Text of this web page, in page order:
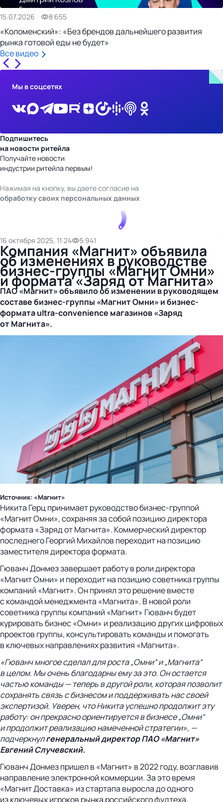
15.07.2026 8 655
«Коломенский»: «Без брендов дальнейшего развития
рынка готовой еды не будет»
Все видео
Мы в соцсетях
Подпишитесь
на новости ритейла
Получайте новости
индустрии ритейла первым!
Нажимая на кнопку, вы даете согласие на
обработку своих персональных данных
16 октября 2025, 11:24 5 941
Компания «Магнит» объявила
об изменениях в руководстве
бизнес-группы «Магнит Омни»
и формата «Заряд от Магнита»
ПАО «Магнит»объявило об изменении в руководящем
составебизнес-группы «Магнит Омни» ибизнес-
форматаultra-convenience магазинов «Заряд
от Магнита».
Источник: «Магнит»
Никита Герц принимает руководство бизнес-группой
«Магнит Омни», сохраняя за собой позицию директора
формата «Заряд от Магнита». Коммерческий директор
последнего Георгий Михайлов переходит на позицию
заместителя директора формата.
Гюванч Донмез завершает работу в роли директора
«Магнит Омни» и переходит на позицию советника группы
компаний «Магнит». Он принял это решение вместе
с командой менеджмента «Магнита». В новой роли
советника группы компаний «Магнит» Гюванч будет
курировать бизнес «Омни» и реализацию других цифровых
проектов группы, консультировать команды и помогать
в ключевых направлениях развития «Магнита».
«Гюванч многое сделал для роста „Омни“ и „Магнита“
в целом. Мы очень благодарны ему за это. Он остается
частью команды — теперь в другой роли, которая позволит
сохранять связь с бизнесом и поддерживать нас своей
экспертизой. Уверен, что Никита успешно продолжит эту
работу: он прекрасно ориентируется в бизнесе „Омни“
и продолжит реализацию намеченной стратегии», —
подчеркнулгенеральный директор ПАО «Магнит»
Евгений Случевский.
Гюванч Донмез пришел в «Магнит» в 2022 году, возглавив
направление электронной коммерции. За это время
«Магнит Доставка» из стартапа выросла до одного
из ключевых игроков рынка российского фудтеха,